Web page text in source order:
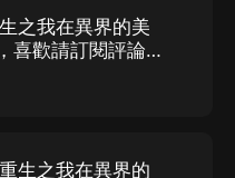
之我在異界的美
喜歡請訂閱評論點
生之我在異界的